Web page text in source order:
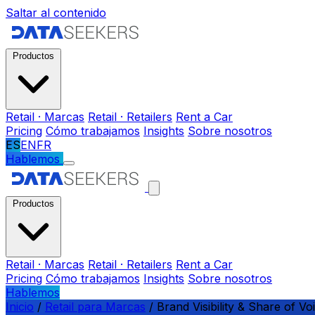
Saltar al contenido
Retail · Marcas Retail · Retailers Rent a Car
Pricing Cómo trabajamos Insights Sobre nosotros
ESENFR
Hablemos
Retail · Marcas Retail · Retailers Rent a Car
Pricing Cómo trabajamos Insights Sobre nosotros
Hablemos
Inicio / Retail para Marcas / Brand Visibility & Share of